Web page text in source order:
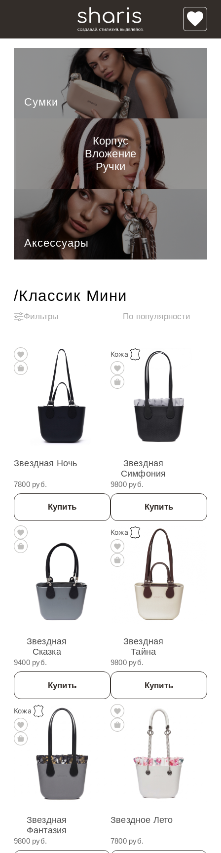
Сумки
Классик Мини
Луна
Полумесяц
Солнце
Корпус
Вложение
Ручки
Аксессуары
/Классик Мини
Фильтры
Звездная Ночь
7800 руб.
Купить
Кожа
Звездная
Симфония
9800 руб.
Купить
Звездная
Сказка
9400 руб.
Купить
Кожа
Звездная
Тайна
9800 руб.
Купить
Кожа
Звездная
Фантазия
9800 руб.
Звездное Лето
7800 руб.